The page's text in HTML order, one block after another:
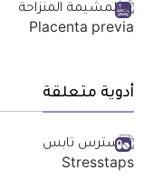
أدوية متعلقة